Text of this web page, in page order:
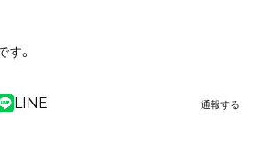
す。
LINE 通報する